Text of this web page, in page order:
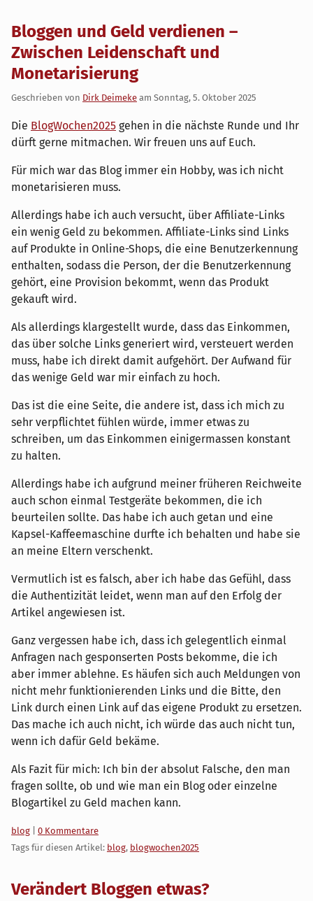
Bloggen und Geld verdienen –
Zwischen Leidenschaft und
Monetarisierung
Geschrieben von Dirk Deimeke am Sonntag, 5. Oktober 2025
Die BlogWochen2025 gehen in die nächste Runde und Ihr
dürft gerne mitmachen. Wir freuen uns auf Euch.
Für mich war das Blog immer ein Hobby, was ich nicht
monetarisieren muss.
Allerdings habe ich auch versucht, über Affiliate-Links
ein wenig Geld zu bekommen. Affiliate-Links sind Links
auf Produkte in Online-Shops, die eine Benutzerkennung
enthalten, sodass die Person, der die Benutzerkennung
gehört, eine Provision bekommt, wenn das Produkt
gekauft wird.
Als allerdings klargestellt wurde, dass das Einkommen,
das über solche Links generiert wird, versteuert werden
muss, habe ich direkt damit aufgehört. Der Aufwand für
das wenige Geld war mir einfach zu hoch.
Das ist die eine Seite, die andere ist, dass ich mich zu
sehr verpflichtet fühlen würde, immer etwas zu
schreiben, um das Einkommen einigermassen konstant
zu halten.
Allerdings habe ich aufgrund meiner früheren Reichweite
auch schon einmal Testgeräte bekommen, die ich
beurteilen sollte. Das habe ich auch getan und eine
Kapsel-Kaffeemaschine durfte ich behalten und habe sie
an meine Eltern verschenkt.
Vermutlich ist es falsch, aber ich habe das Gefühl, dass
die Authentizität leidet, wenn man auf den Erfolg der
Artikel angewiesen ist.
Ganz vergessen habe ich, dass ich gelegentlich einmal
Anfragen nach gesponserten Posts bekomme, die ich
aber immer ablehne. Es häufen sich auch Meldungen von
nicht mehr funktionierenden Links und die Bitte, den
Link durch einen Link auf das eigene Produkt zu ersetzen.
Das mache ich auch nicht, ich würde das auch nicht tun,
wenn ich dafür Geld bekäme.
Als Fazit für mich: Ich bin der absolut Falsche, den man
fragen sollte, ob und wie man ein Blog oder einzelne
Blogartikel zu Geld machen kann.
Kategorien:
blog
0 Kommentare
Tags für diesen Artikel: blog, blogwochen2025
Verändert Bloggen etwas?